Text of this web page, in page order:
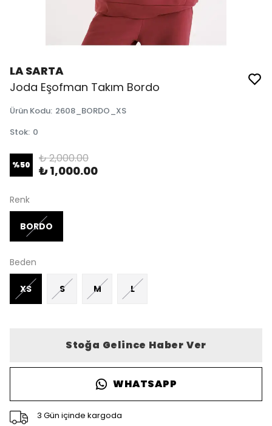
LA SARTA
Joda Eşofman Takım Bordo
Ürün Kodu: 2608_BORDO_XS
Stok: 0
%50 ₺ 2,000.00
₺ 1,000.00
Renk
BORDO
Beden
XS S M L
Stoğa Gelince Haber Ver
WHATSAPP
3 Gün içinde kargoda